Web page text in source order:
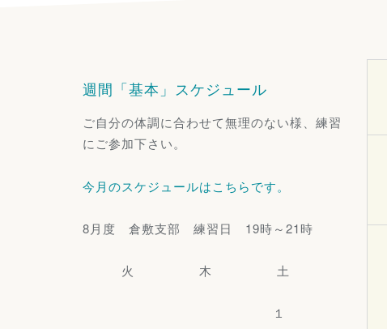
週間「基本」スケジュール
ご自分の体調に合わせて無理のない様、練習
にご参加下さい。
今月のスケジュールはこちらです。
8月度 倉敷支部 練習日 19時～21時
火 木 土
１